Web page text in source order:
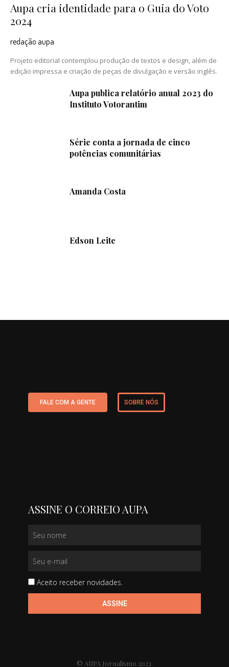
Aupa cria identidade para o Guia do Voto
2024
redação aupa
Projeto editorial contemplou produção de textos e design, além de
edição impressa e criação de peças de divulgação e versão inglês.
Aupa publica relatório anual 2023 do
Instituto Votorantim
Série conta a jornada de cinco
potências comunitárias
Amanda Costa
Edson Leite
FALE COM A GENTE SOBRE NÓS
ASSINE O CORREIO AUPA
Aceito receber novidades.
ASSINE
© AUPA Jornalismo 2023.